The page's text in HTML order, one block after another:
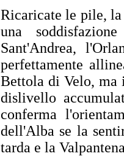
Ricaricate le pile,
una
Sant'Andrea,
perfettamente
Bettola di Velo, ma
dislivello
conferma
dell'Alba se la
tarda e la